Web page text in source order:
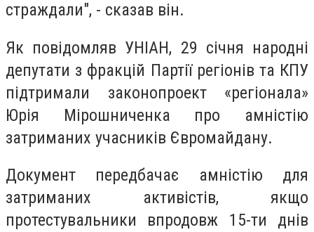
страждали", - сказав він.
Як повідомляв УНІАН, 29 січня народні
депутати з фракцій Партії регіонів та КПУ
підтримали законопроект «регіонала»
Юрія Мірошниченка про амністію
затриманих учасників Євромайдану.
Документ передбачає амністію для
затриманих активістів, якщо
протестувальники впродовж 15-ти днів